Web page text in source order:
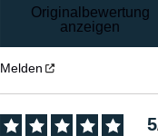
Originalbewertung
anzeigen
Melden
5